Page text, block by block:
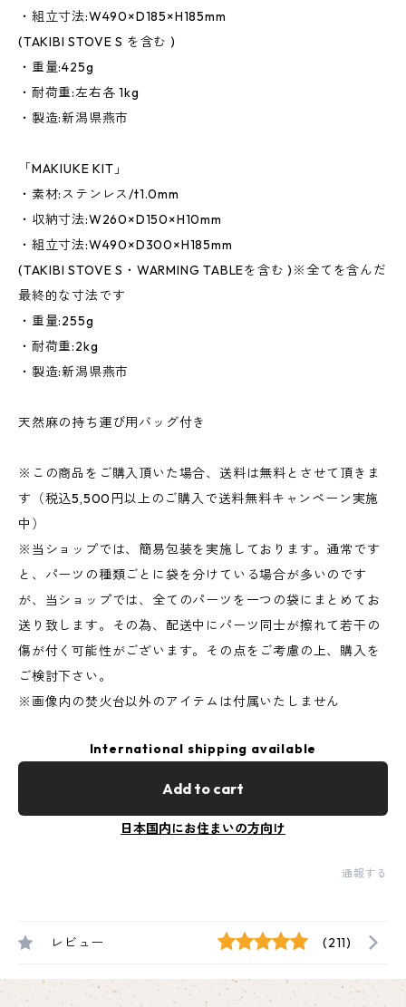
・組立寸法:W490×D185×H185mm
(TAKIBI STOVE S を含む )
・重量:425g
・耐荷重:左右各 1kg
・製造:新潟県燕市
「MAKIUKE KIT」
・素材:ステンレス/t1.0mm
・収納寸法:W260×D150×H10mm
・組立寸法:W490×D300×H185mm
(TAKIBI STOVE S・WARMING TABLEを含む )※全てを含んだ
最終的な寸法です
・重量:255g
・耐荷重:2kg
・製造:新潟県燕市
天然麻の持ち運び用バッグ付き
※この商品をご購入頂いた場合、送料は無料とさせて頂きま
す（税込5,500円以上のご購入で送料無料キャンペーン実施
中）
※当ショップでは、簡易包装を実施しております。通常です
と、パーツの種類ごとに袋を分けている場合が多いのです
が、当ショップでは、全てのパーツを一つの袋にまとめてお
送り致します。その為、配送中にパーツ同士が擦れて若干の
傷が付く可能性がございます。その点をご考慮の上、購入を
ご検討下さい。
※画像内の焚火台以外のアイテムは付属いたしません
International shipping available
Add to cart
日本国内にお住まいの方向け
通報する
レビュー (211)